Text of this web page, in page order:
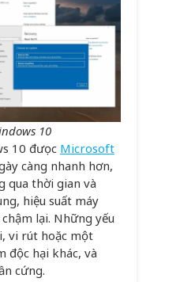
10
10 đưọc Microsoft
càng nhanh hơn,
qua thời gian và
hiệu suất máy
lại. Những yếu
vi rút hoặc một
độc hại khác, và
cứng.